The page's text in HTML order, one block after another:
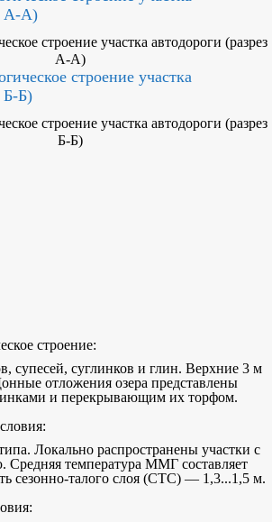
строение участка автодороги (разрез
А-А)
строение участка автодороги (разрез
Б-Б)
строение:
супесей, суглинков и глин. Верхние 3 м
отложения озера представлены
и перекрывающим их торфом.
Локально распространены участки с
Средняя температура ММГ составляет
сезонно-талого слоя (СТС) — 1,3...1,5 м.